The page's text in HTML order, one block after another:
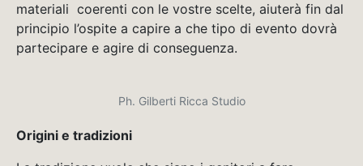
materiali coerenti con le vostre scelte, aiuterà fin dal
principio l’ospite a capire a che tipo di evento dovrà
partecipare e agire di conseguenza.
Ph. Gilberti Ricca Studio
Origini e tradizioni